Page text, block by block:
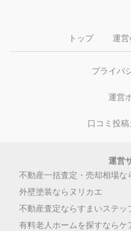
トップ 運営
プライバ
運営
口コミ投
運営
不動産一括査定・売却相場な
外壁塗装ならヌリカエ
不動産査定ならすまいステッ
有料老人ホームを探すならケ